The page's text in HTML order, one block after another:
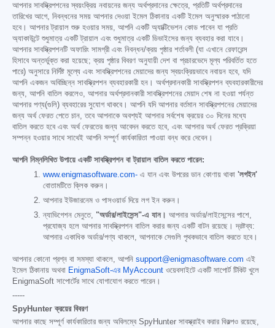
আপনার সাবস্ক্রিপশনের স্বয়ংক্রিয় নবায়নের জন্য অর্থপ্রদানের ক্ষেত্রে, প্রতিটি অর্থপ্রদানের
তারিখের আগে, নিবন্ধনের সময় আপনার দেওয়া ইমেল ঠিকানায় একটি ইমেল অনুস্মারক পাঠানো
হবে। আপনার ট্রায়াল শুরু হওয়ার সময়, আপনি একটি অ্যাক্টিভেশন কোড পাবেন যা প্রতি
অ্যাকাউন্টে শুধুমাত্র একটি ট্রায়াল এবং শুধুমাত্র একটি ডিভাইসের জন্য ব্যবহার করা যাবে।
আপনার সাবস্ক্রিপশনটি অফারিং সামগ্রী এবং নিবন্ধন/ক্রয় পৃষ্ঠার শর্তাবলী (যা এখানে রেফারেন্স
হিসাবে অন্তর্ভুক্ত করা হয়েছে; ক্রয় পৃষ্ঠার বিবরণ অনুযায়ী দেশ বা প্রচারভেদে মূল্য পরিবর্তিত হতে
পারে) অনুসারে নির্দিষ্ট মূল্যে এবং সাবস্ক্রিপশনের মেয়াদের জন্য স্বয়ংক্রিয়ভাবে নবায়ন হবে, যদি
আপনি একজন অবিচ্ছিন্ন সাবস্ক্রিপশন ব্যবহারকারী হন। অর্থপ্রদানকারী সাবস্ক্রিপশন ব্যবহারকারীদের
জন্য, আপনি বাতিল করলেও, আপনার অর্থপ্রদানকারী সাবস্ক্রিপশনের মেয়াদ শেষ না হওয়া পর্যন্ত
আপনার পণ্য(গুলি) ব্যবহারের সুযোগ থাকবে। আপনি যদি আপনার বর্তমান সাবস্ক্রিপশনের মেয়াদের
জন্য অর্থ ফেরত পেতে চান, তবে আপনাকে অবশ্যই আপনার সর্বশেষ ক্রয়ের ৩০ দিনের মধ্যে
বাতিল করতে হবে এবং অর্থ ফেরতের জন্য আবেদন করতে হবে, এবং আপনার অর্থ ফেরত প্রক্রিয়া
সম্পন্ন হওয়ার সাথে সাথেই আপনি সম্পূর্ণ কার্যকারিতা পাওয়া বন্ধ করে দেবেন।
আপনি নিম্নলিখিত উপায়ে একটি সাবস্ক্রিপশন বা ট্রায়াল বাতিল করতে পারেন:
www.enigmasoftware.com- এ যান এবং উপরের ডান কোণায় থাকা 'লগইন'
বোতামটিতে ক্লিক করুন।
আপনার ইউজারনেম ও পাসওয়ার্ড দিয়ে লগ ইন করুন।
ন্যাভিগেশন মেনুতে, "অর্ডার/লাইসেন্স"-এ যান। আপনার অর্ডার/লাইসেন্সের পাশে,
প্রযোজ্য হলে আপনার সাবস্ক্রিপশন বাতিল করার জন্য একটি বাটন রয়েছে। দ্রষ্টব্য:
আপনার একাধিক অর্ডার/পণ্য থাকলে, আপনাকে সেগুলি পৃথকভাবে বাতিল করতে হবে।
আপনার কোনো প্রশ্ন বা সমস্যা থাকলে, আপনি support@enigmasoftware.com এই
ইমেল ঠিকানায় অথবা EnigmaSoft-এর MyAccount ওয়েবসাইটে একটি সাপোর্ট টিকিট খুলে
EnigmaSoft সাপোর্টের সাথে যোগাযোগ করতে পারেন।
-----
SpyHunter ক্রয়ের বিবরণ
আপনার কাছে সম্পূর্ণ কার্যকারিতার জন্য অবিলম্বে SpyHunter সাবস্ক্রাইব করার বিকল্পও রয়েছে,